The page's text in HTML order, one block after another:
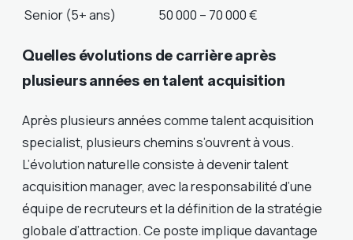
Senior (5+ ans)
50 000 – 70 000 €
Quelles évolutions de carrière après
plusieurs années en talent acquisition
Après plusieurs années comme talent acquisition
specialist, plusieurs chemins s’ouvrent à vous.
L’évolution naturelle consiste à devenir talent
acquisition manager, avec la responsabilité d’une
équipe de recruteurs et la définition de la stratégie
globale d’attraction. Ce poste implique davantage